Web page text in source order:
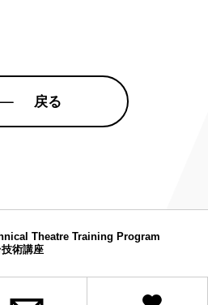
戻る
Theatre Training Program
術講座